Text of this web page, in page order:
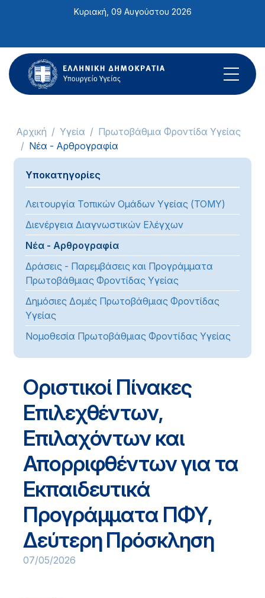
ιστότοπος
περιλαμβάνει
ένα
σύστημα
Κυριακή, 09 Αυγούστου 2026
Αρχική Υγεία
Πρωτοβάθμια Φροντίδα Υγείας
Νέα - Αρθρογραφία
Υποκατηγορίες
Λειτουργία Τοπικών Ομάδων Υγείας (ΤΟΜΥ)
Διενέργεια Διαγνωστικών Ελέγχων
Νέα - Αρθρογραφία
Δράσεις - Παρεμβάσεις και Προγράμματα
Πρωτοβάθμιας Φροντίδας Υγείας
Δημόσιες Δομές Πρωτοβάθμιας Φροντίδας
Υγείας
Νομοθεσία Πρωτοβάθμιας Φροντίδας Υγείας
Οριστικοί Πίνακες
Επιλεχθέντων,
Επιλαχόντων και
Απορριφθέντων για τα
Εκπαιδευτικά
Προγράμματα ΠΦΥ,
Δεύτερη Πρόσκληση
07/05/2026